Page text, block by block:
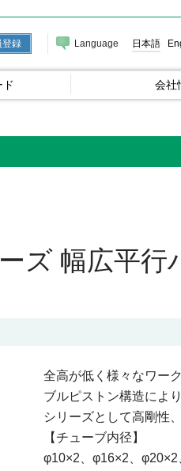
登録 Language 日本語
会社
ズ 幅広平行
全高が低く様々なワー
ブルピストン構造によ
シリーズとして高剛性
【チューブ内径】
φ10×2、φ16×2、φ20×2